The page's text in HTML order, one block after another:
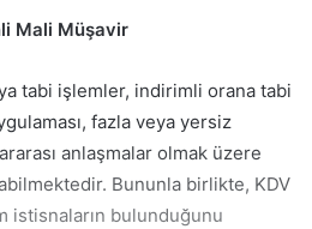
Mali Müşavir
tabi işlemler, indirimli orana tabi
fazla veya yersiz
anlaşmalar olmak üzere
Bununla birlikte, KDV
istisnaların bulunduğunu